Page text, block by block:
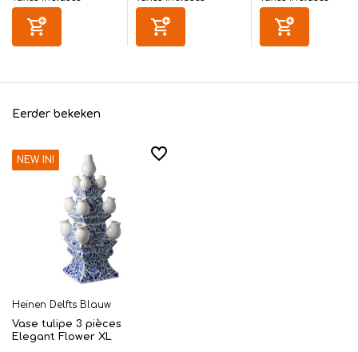
Eerder bekeken
NEW IN!
Heinen Delfts Blauw
Vase tulipe 3 pièces
Elegant Flower XL